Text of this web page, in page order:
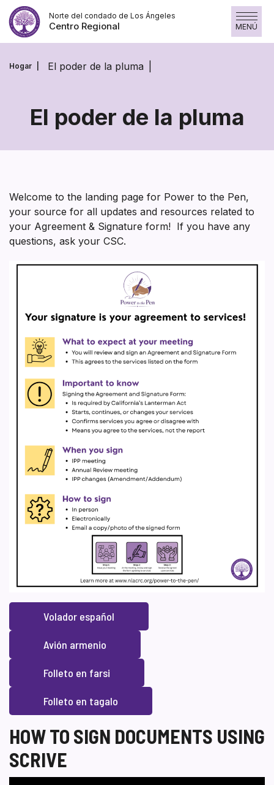
Saltar
contenido
Norte del condado de Los Ángeles
Centro Regional MENÚ
Hogar El poder de la pluma
El poder de la pluma
El
poder
la
pluma
Welcome to the landing page for Power to the Pen,
your source for all updates and resources related to
your Agreement & Signature form! If you have any
questions, ask your CSC.
Volador español
Avión armenio
Folleto en farsi
Folleto en tagalo
HOW TO SIGN DOCUMENTS USING
SCRIVE